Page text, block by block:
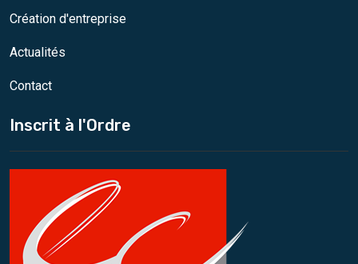
Création d'entreprise
Actualités
Contact
Inscrit à l'Ordre